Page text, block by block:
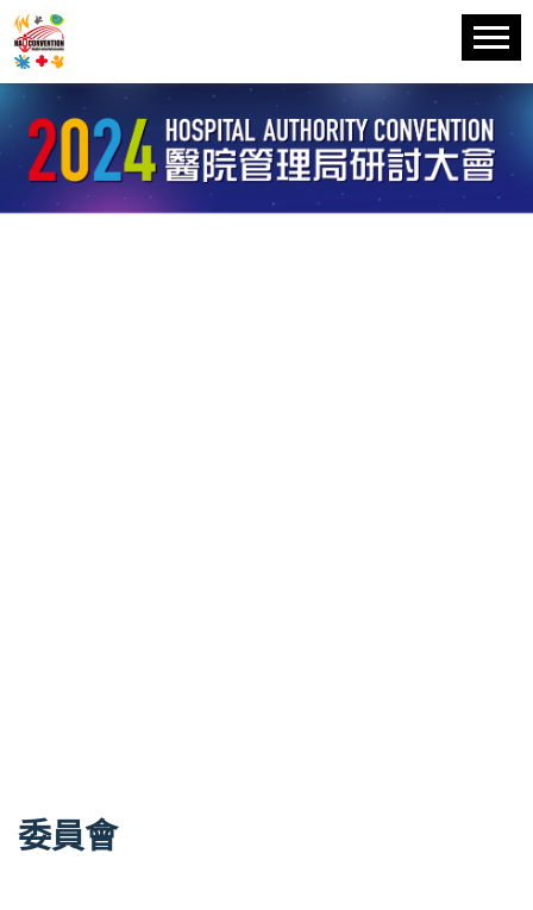
委員會